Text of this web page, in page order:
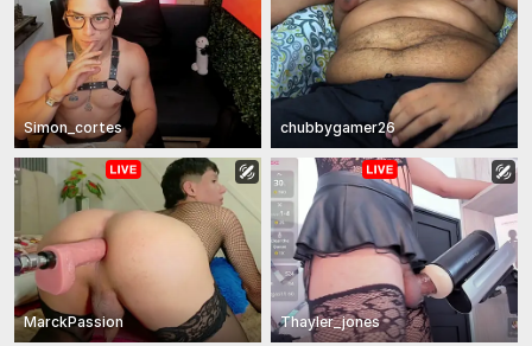
Simon_cortes chubbygamer26
MarckPassion Thayler_jones